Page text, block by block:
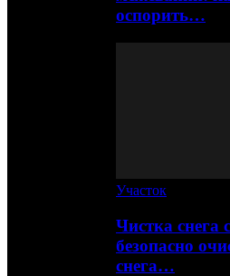
оспорить…
Участок
Чистка
безопасно
снега…